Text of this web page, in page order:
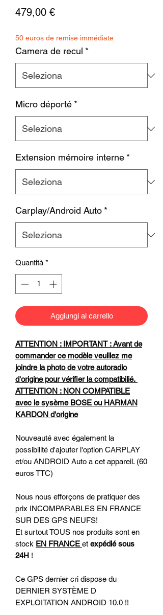
479,00 €Prezzo
50 euros de remise immédiate
Camera de recul *
Micro déporté *
Extension mémoire interne *
Carplay/Android Auto *
Quantità *
Aggiungi al carrello
ATTENTION : IMPORTANT : Avant de
commander ce modèle veuillez me
joindre la photo de votre autoradio
d'origine pour vérifier la compatibilié.
ATTENTION : NON COMPATIBLE
avec le sysème BOSE ou HARMAN
KARDON d'origine
Nouveauté avec également la
possibilité d'ajouter l'option CARPLAY
et/ou ANDROID Auto a cet appareil. (60
euros TTC)
Nous nous efforçons de pratiquer des
prix INCOMPARABLES EN FRANCE
SUR DES GPS NEUFS!
Et surtout TOUS nos produits sont en
stock EN FRANCE et expédié sous
24H !
Ce GPS dernier cri dispose du
DERNIER SYSTÈME D
EXPLOITATION ANDROID 10.0 !!